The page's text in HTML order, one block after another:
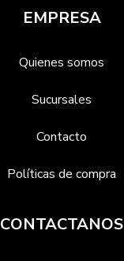
EMPRESA
Quienes somos
Sucursales
Contacto
Políticas de compra
CONTACTANOS